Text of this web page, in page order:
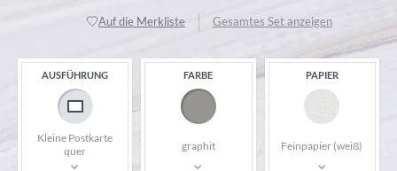
Auf die Merkliste Gesamtes Set anzeigen
AUSFÜHRUNG
Kleine Postkarte
quer
FARBE
graphit
PAPIER
Feinpapier (weiß)